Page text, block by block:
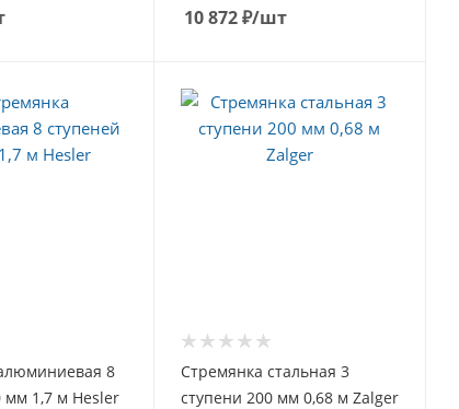
10 872₽/шт
8
мм 1,7 м Hesler
Стремянка стальная 3
ступени 200 мм 0,68 м Zalger